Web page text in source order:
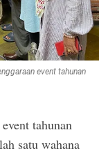
event tahunan
tahunan
satu wahana